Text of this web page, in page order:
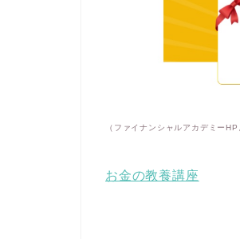
（ファイナンシャルアカデミーHP
お金の教養講座